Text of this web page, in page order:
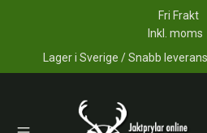
Fri Frakt
Inkl. moms
Lager i Sverige / Snabb